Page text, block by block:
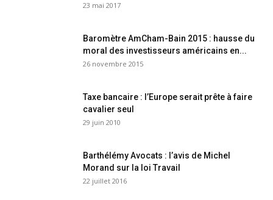
23 mai 2017
Baromètre AmCham-Bain 2015 : hausse du
moral des investisseurs américains en...
26 novembre 2015
Taxe bancaire : l’Europe serait prête à faire
cavalier seul
29 juin 2010
Barthélémy Avocats : l’avis de Michel
Morand sur la loi Travail
22 juillet 2016